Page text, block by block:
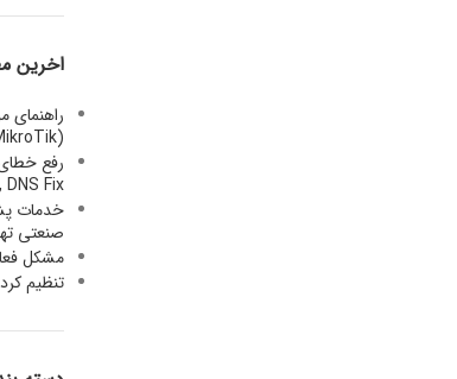
اخرین
راهنمای
(MikroTik) | شبکه گستره هوشمند
Fix
خدمات
صنعتی
مشکل
تنظیم